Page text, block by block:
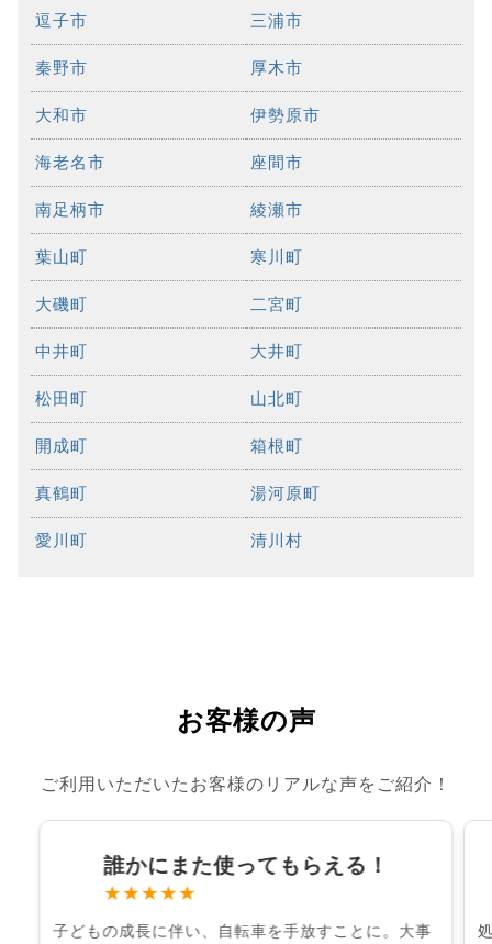
逗子市 三浦市
秦野市 厚木市
大和市 伊勢原市
海老名市 座間市
南足柄市 綾瀬市
葉山町 寒川町
大磯町 二宮町
中井町 大井町
松田町 山北町
開成町 箱根町
真鶴町 湯河原町
愛川町 清川村
お客様の声
ご利用いただいたお客様のリアルな声をご紹介！
誰かにまた使ってもらえる！
★★★★★
子どもの成長に伴い、自転車を手放すことに。大事